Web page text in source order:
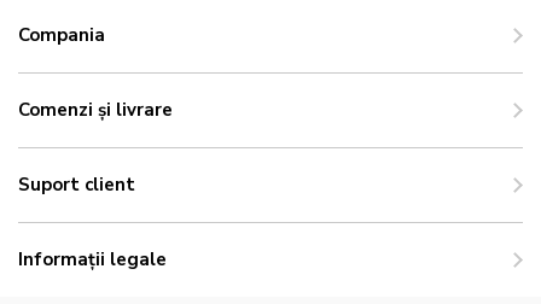
Compania
Comenzi și livrare
Suport client
Informații legale